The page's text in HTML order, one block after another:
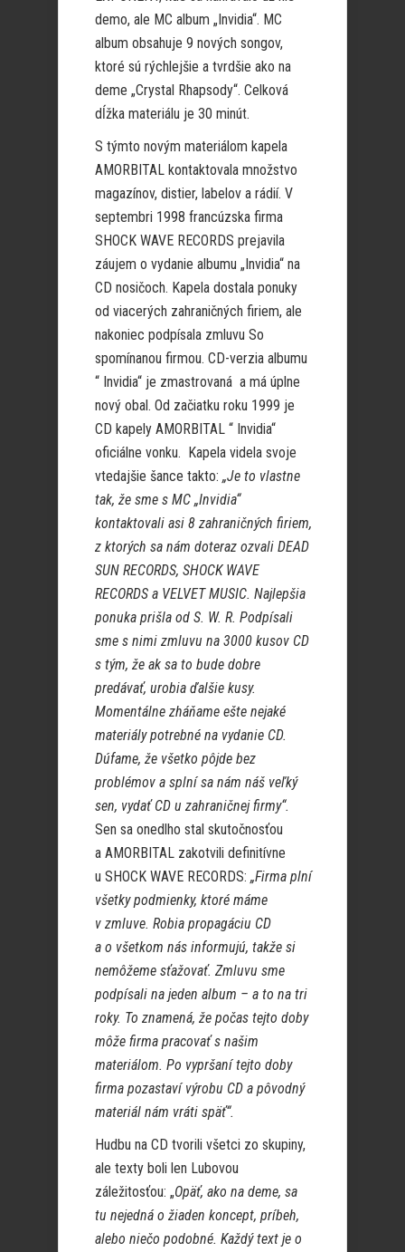
demo, ale MC album „Invidia“. MC
album obsahuje 9 nových songov,
ktoré sú rýchlejšie a tvrdšie ako na
deme „Crystal Rhapsody“. Celková
dĺžka materiálu je 30 minút.
S týmto novým materiálom kapela
AMORBITAL kontaktovala množstvo
magazínov, distier, labelov a rádií. V
septembri 1998 francúzska firma
SHOCK WAVE RECORDS prejavila
záujem o vydanie albumu „Invidia“ na
CD nosičoch. Kapela dostala ponuky
od viacerých zahraničných firiem, ale
nakoniec podpísala zmluvu So
spomínanou firmou. CD-verzia albumu
“ Invidia“ je zmastrovaná a má úplne
nový obal. Od začiatku roku 1999 je
CD kapely AMORBITAL “ Invidia“
oficiálne vonku. Kapela videla svoje
vtedajšie šance takto: „Je to vlastne
tak, že sme s MC „Invidia“
kontaktovali asi 8 zahraničných firiem,
z ktorých sa nám doteraz ozvali DEAD
SUN RECORDS, SHOCK WAVE
RECORDS a VELVET MUSIC. Najlepšia
ponuka prišla od S. W. R. Podpísali
sme s nimi zmluvu na 3000 kusov CD
s tým, že ak sa to bude dobre
predávať, urobia ďalšie kusy.
Momentálne zháňame ešte nejaké
materiály potrebné na vydanie CD.
Dúfame, že všetko pôjde bez
problémov a splní sa nám náš veľký
sen, vydať CD u zahraničnej firmy“.
Sen sa onedlho stal skutočnosťou
a AMORBITAL zakotvili definitívne
u SHOCK WAVE RECORDS: „Firma plní
všetky podmienky, ktoré máme
v zmluve. Robia propagáciu CD
a o všetkom nás informujú, takže si
nemôžeme sťažovať. Zmluvu sme
podpísali na jeden album – a to na tri
roky. To znamená, že počas tejto doby
môže firma pracovať s našim
materiálom. Po vypršaní tejto doby
firma pozastaví výrobu CD a pôvodný
materiál nám vráti späť“.
Hudbu na CD tvorili všetci zo skupiny,
ale texty boli len Lubovou
záležitosťou: „Opäť, ako na deme, sa
tu nejedná o žiaden koncept, príbeh,
alebo niečo podobné. Každý text je o